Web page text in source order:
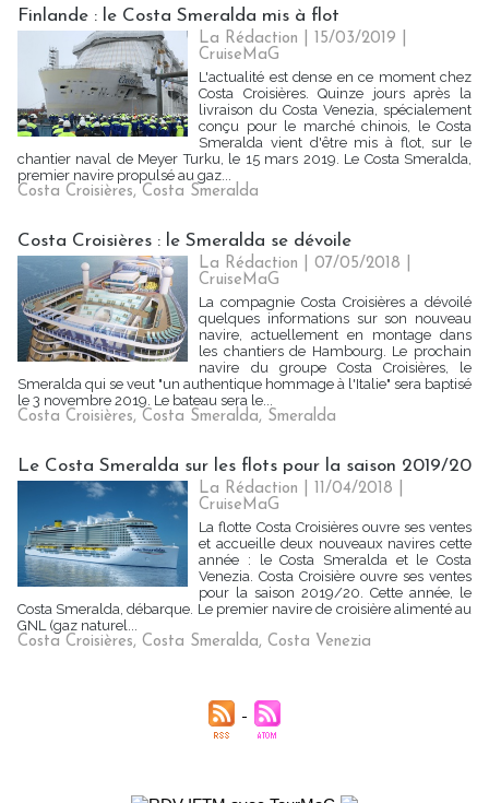
Finlande : le Costa Smeralda mis à flot
La Rédaction | 15/03/2019
CruiseMaG
L'actualité est dense en ce moment chez
Costa Croisières. Quinze jours après la
livraison du Costa Venezia, spécialement
conçu pour le marché chinois, le Costa
Smeralda vient d'être mis à flot, sur le
chantier naval de Meyer Turku, le 15 mars 2019. Le Costa Smeralda,
premier navire propulsé au gaz...
Costa Croisières, Costa Smeralda
Costa Croisières : le Smeralda se dévoile
La Rédaction | 07/05/2018
CruiseMaG
La compagnie Costa Croisières a dévoilé
quelques informations sur son nouveau
navire, actuellement en montage dans
les chantiers de Hambourg. Le prochain
navire du groupe Costa Croisières, le
Smeralda qui se veut "un authentique hommage à l'Italie" sera baptisé
le 3 novembre 2019. Le bateau sera le...
Costa Croisières, Costa Smeralda, Smeralda
Le Costa Smeralda sur les flots pour la saison 2019/20
La Rédaction | 11/04/2018
CruiseMaG
La flotte Costa Croisières ouvre ses ventes
et accueille deux nouveaux navires cette
année : le Costa Smeralda et le Costa
Venezia. Costa Croisière ouvre ses ventes
pour la saison 2019/20. Cette année, le
Costa Smeralda, débarque. Le premier navire de croisière alimenté au
GNL (gaz naturel...
Costa Croisières, Costa Smeralda, Costa Venezia